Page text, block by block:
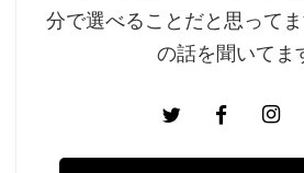
分で選べることだと思って
の話を聞いてま